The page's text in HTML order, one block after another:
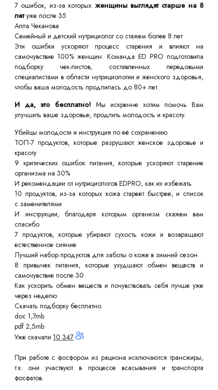
7 ошибок, из-за которых женщины выглядят старше на 8
летуже после 35
Алла Чеканова
Семейный и детский нутрициолог со стажем более 8 лет
Эти ошибки ускоряют процесс старения и влияют на
самочувствие 100% женщин. Команда ED PRO подготовила
подборку чек-листов, составленных передовыми
специалистами в области нутрициологии и женского здоровья,
чтобы ваша молодость продлилась до 80+ лет.
И да, это бесплатно! Мы искренне хотим помочь Вам
улучшить ваше здоровье, продлить молодость и красоту.
Убийцы молодости и инструкция по её сохранению
ТОП-7 продуктов, которые разрушают женское здоровье и
красоту
9 критических ошибок питания, которые ускоряют старение
организма на 30%
И рекомендации от нутрициологов EDPRO, как их избежать
10 продуктов, из-за которых кожа стареет быстрее, и список
с заменителями
И инструкции, благодаря которым организм скажем вам
спасибо
7 продуктов, которые убирают сухость кожи и возвращают
естественное сияние
Лучший набор продуктов для заботы о коже в зимний сезон
8 привычек питания, которые ухудшают обмен веществ и
самочувствие после 30
Как ускорить обмен веществ и почувствовать себя лучше уже
через неделю
Скачать подборку бесплатно
doc 1,7mb
pdf 2,5mb
Уже скачали 10 347
При работе с фосфором из рациона исключаются трансжиры,
т.к. они участвуют в процессе всасывания и транспорта
фосфатов.